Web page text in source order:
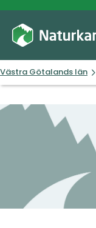
Västra Götalands län